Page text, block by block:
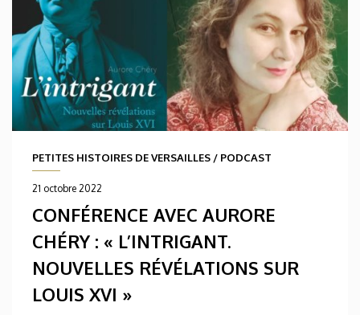
PETITES HISTOIRES DE VERSAILLES / PODCAST
21 octobre 2022
CONFÉRENCE AVEC AURORE
CHÉRY : « L’INTRIGANT.
NOUVELLES RÉVÉLATIONS SUR
LOUIS XVI »